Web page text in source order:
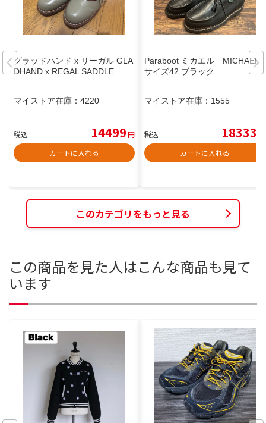
グラッドハンド x リーガル GLA
DHAND x REGAL SADDLE
マイストア在庫： 4220
税込 14499円
カートに入れる
Paraboot ミカエル MICHAEL
サイズ42 ブラック
マイストア在庫： 1555
税込 18333
カートに入れる
このカテゴリをもっと見る
この商品を見た人はこんな商品も見て
います